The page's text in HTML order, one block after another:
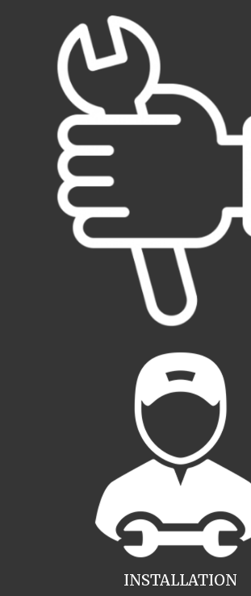
INSTALLATION